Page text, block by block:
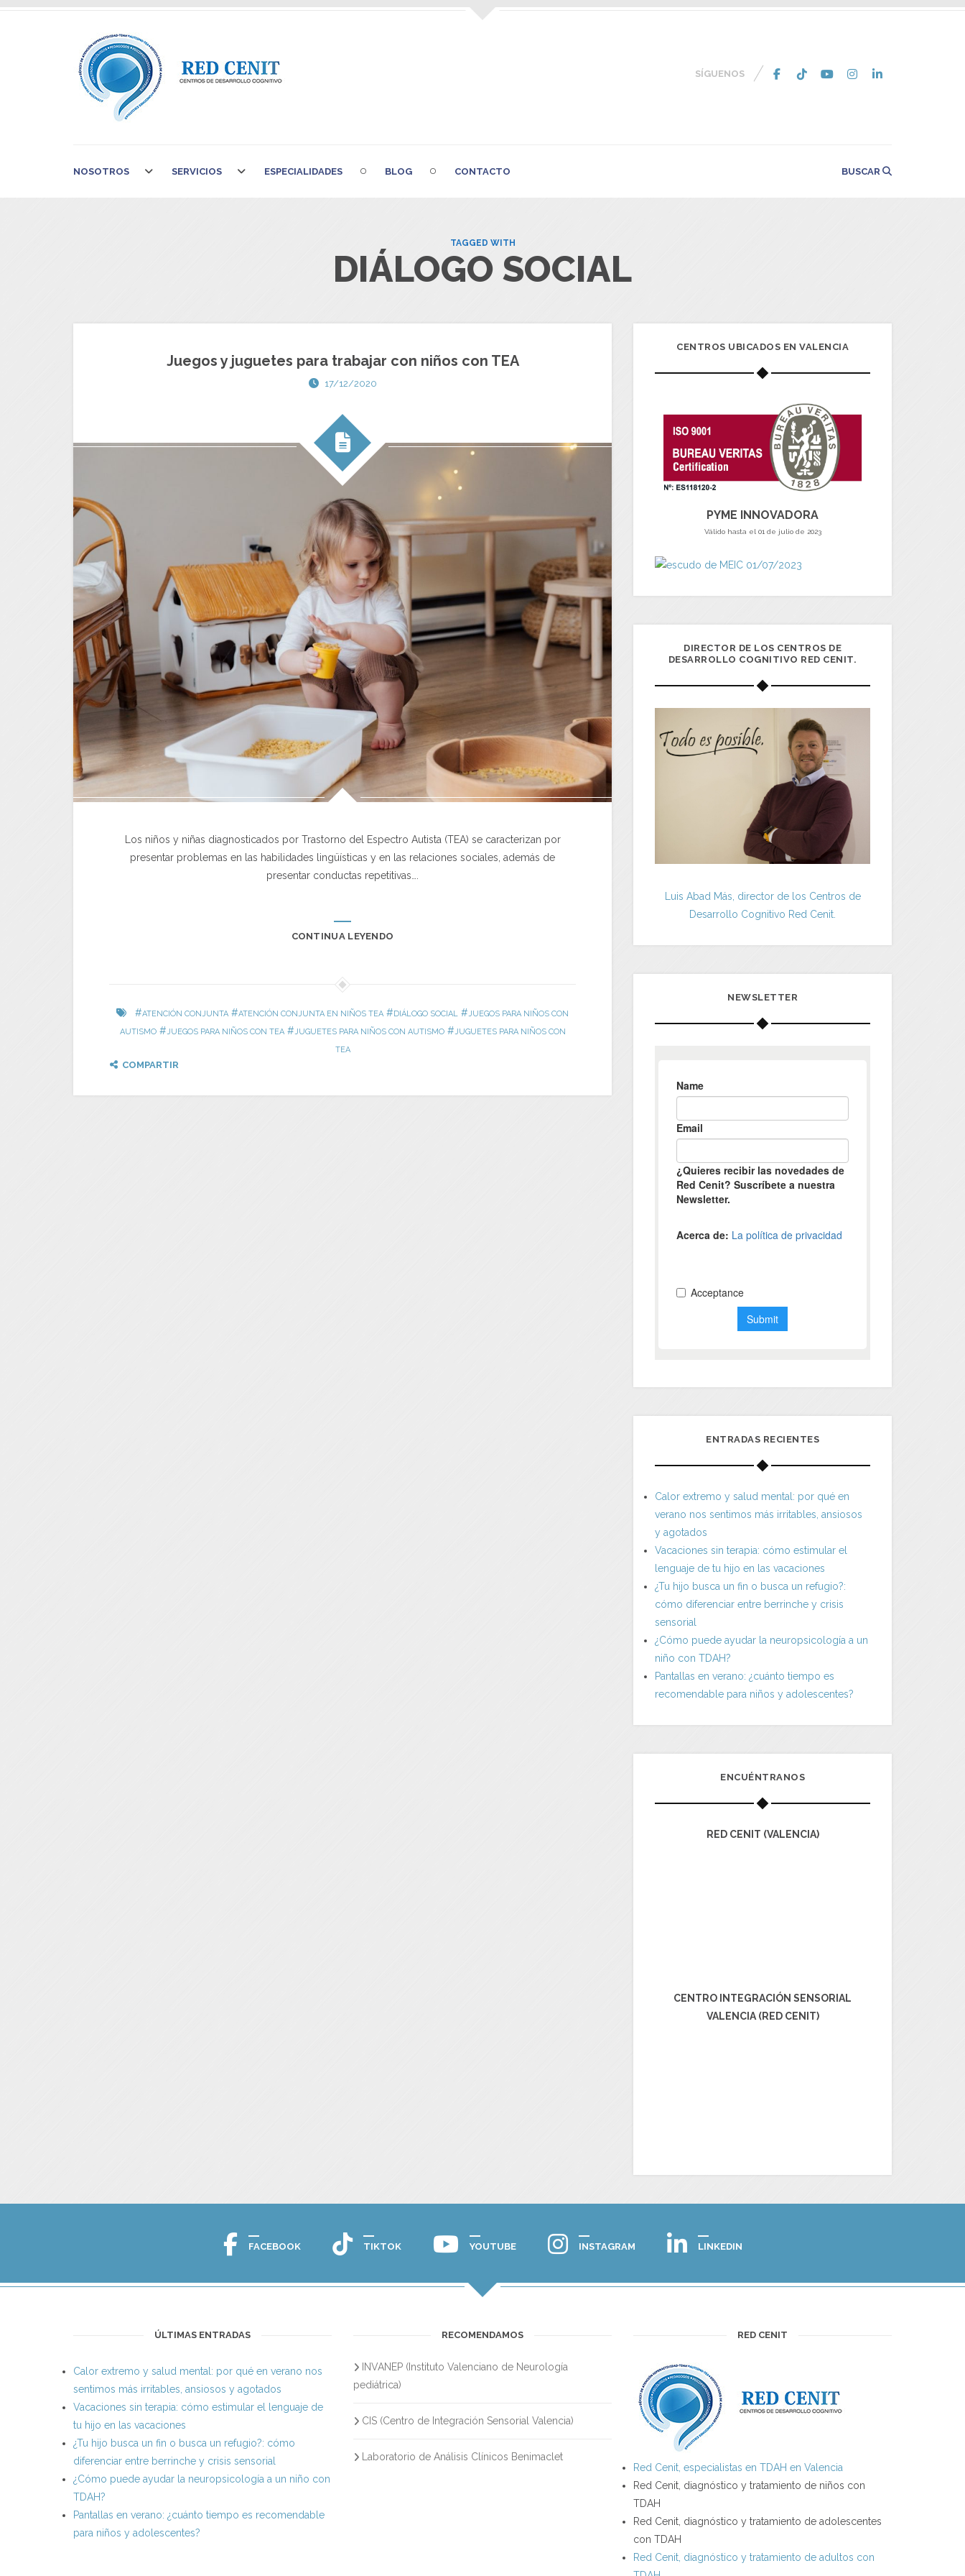
SÍGUENOS
NOSOTROS SERVICIOS ESPECIALIDADES BLOG CONTACTO BUSCAR
TAGGED WITH
DIÁLOGO SOCIAL
Juegos y juguetes para trabajar con niños con TEA
17/12/2020
Los niños y niñas diagnosticados por Trastorno del Espectro Autista (TEA) se caracterizan por
presentar problemas en las habilidades lingüísticas y en las relaciones sociales, además de
presentar conductas repetitivas….
CONTINUA LEYENDO
#ATENCIÓN CONJUNTA #ATENCIÓN CONJUNTA EN NIÑOS TEA #DIÁLOGO SOCIAL #JUEGOS PARA NIÑOS CON
AUTISMO#JUEGOS PARA NIÑOS CON TEA#JUGUETES PARA NIÑOS CON AUTISMO#JUGUETES PARA NIÑOS CON
TEA
COMPARTIR
CENTROS UBICADOS EN VALENCIA
PYME INNOVADORA
Válido hasta el 01 de julio de 2023
DIRECTOR DE LOS CENTROS DE
DESARROLLO COGNITIVO RED CENIT.
Luis Abad Más, director de los Centros de
Desarrollo Cognitivo Red Cenit.
NEWSLETTER
ENTRADAS RECIENTES
Calor extremo y salud mental: por qué en
verano nos sentimos más irritables, ansiosos
y agotados
Vacaciones sin terapia: cómo estimular el
lenguaje de tu hijo en las vacaciones
¿Tu hijo busca un fin o busca un refugio?:
cómo diferenciar entre berrinche y crisis
sensorial
¿Cómo puede ayudar la neuropsicología a un
niño con TDAH?
Pantallas en verano: ¿cuánto tiempo es
recomendable para niños y adolescentes?
ENCUÉNTRANOS
RED CENIT (VALENCIA)
CENTRO INTEGRACIÓN SENSORIAL
VALENCIA (RED CENIT)
FACEBOOK TIKTOK YOUTUBE INSTAGRAM LINKEDIN
ÚLTIMAS ENTRADAS
Calor extremo y salud mental: por qué en verano nos
sentimos más irritables, ansiosos y agotados
Vacaciones sin terapia: cómo estimular el lenguaje de
tu hijo en las vacaciones
¿Tu hijo busca un fin o busca un refugio?: cómo
diferenciar entre berrinche y crisis sensorial
¿Cómo puede ayudar la neuropsicología a un niño con
TDAH?
Pantallas en verano: ¿cuánto tiempo es recomendable
para niños y adolescentes?
RECOMENDAMOS
INVANEP (Instituto Valenciano de Neurología
pediátrica)
CIS (Centro de Integración Sensorial Valencia)
Laboratorio de Análisis Clínicos Benimaclet
RED CENIT
Red Cenit, especialistas en TDAH en Valencia
Red Cenit, diagnóstico y tratamiento de niños con
TDAH
Red Cenit, diagnóstico y tratamiento de adolescentes
con TDAH
Red Cenit, diagnóstico y tratamiento de adultos con